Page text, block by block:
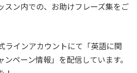
スン内での、お助けフレーズ集をご
ラインアカウントにて「英語に関
ペーン情報」を配信しています。